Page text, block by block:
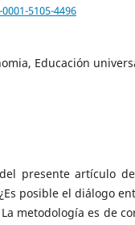
5105-4496
Educación
presente artículo
posible el diálogo
metodología es de